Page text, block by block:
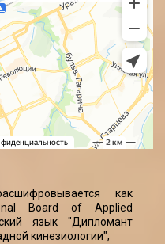
как
Board of Applied
язык "Дипломант
кинезиологии";